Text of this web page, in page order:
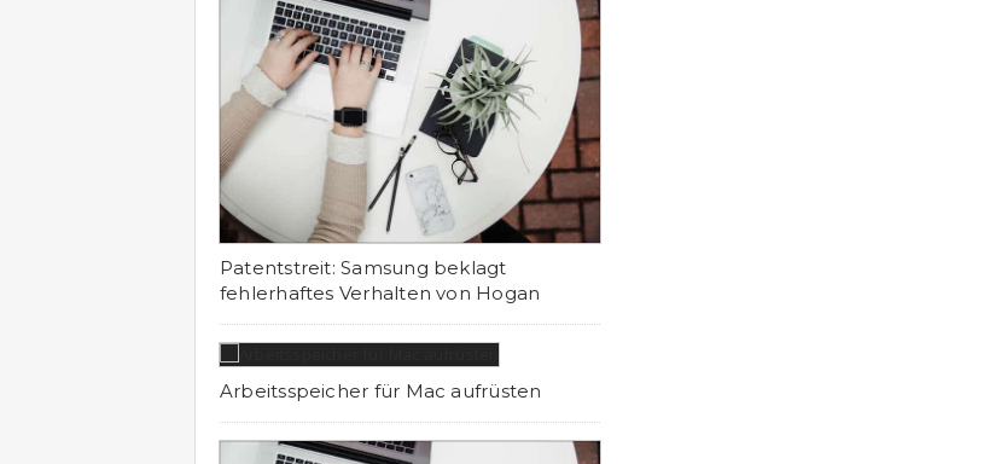
Patentstreit: Samsung beklagt
fehlerhaftes Verhalten von Hogan
Arbeitsspeicher für Mac aufrüsten